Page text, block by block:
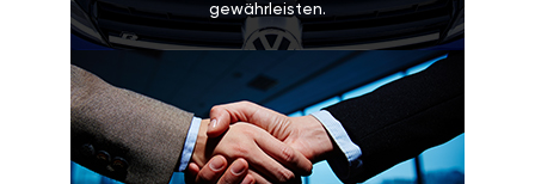
gewährleisten.